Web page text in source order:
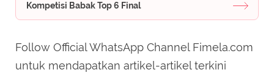
Kompetisi Babak Top 6 Final
Follow Official WhatsApp Channel Fimela.com
untuk mendapatkan artikel-artikel terkini